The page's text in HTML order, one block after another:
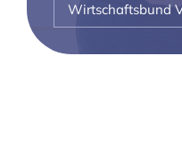
Wirtschaftsbund